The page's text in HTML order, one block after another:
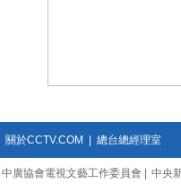
關於CCTV.COM 總台總經理室
中廣協會電視文藝工作委員會 中央